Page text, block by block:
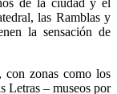
las Ramblas y
la sensación de
con zonas como los
Letras – museos por